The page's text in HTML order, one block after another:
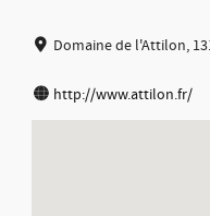
Domaine de l'Attilon,
http://www.attilon.fr/